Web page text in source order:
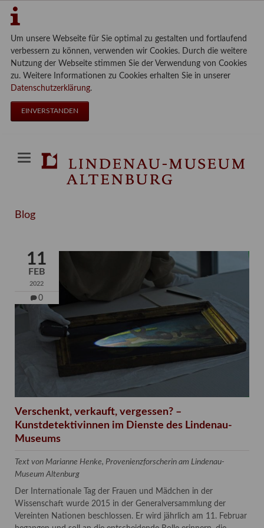
Um unsere Webseite für Sie optimal zu gestalten und fortlaufend
verbessern zu können, verwenden wir Cookies. Durch die weitere
Nutzung der Webseite stimmen Sie der Verwendung von Cookies
zu. Weitere Informationen zu Cookies erhalten Sie in unserer
Datenschutzerklärung.
EINVERSTANDEN
Blog
11
FEB
2022
0
Verschenkt, verkauft, vergessen? –
Kunstdetektivinnen im Dienste des Lindenau-
Museums
Text von Marianne Henke, Provenienzforscherin am Lindenau-
Museum Altenburg
Der Internationale Tag der Frauen und Mädchen in der
Wissenschaft wurde 2015 in der Generalversammlung der
Vereinten Nationen beschlossen. Er wird jährlich am 11. Februar